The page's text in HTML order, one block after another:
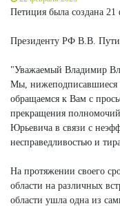
Петиция была создана 21
Президенту РФ В.В.
"Уважаемый Владимир
Мы, нижеподписавшиеся
обращаемся к Вам с
прекращения
Юрьевича в связи с
несправедливостью и
На протяжении своего
области на различных
области ушла одна из